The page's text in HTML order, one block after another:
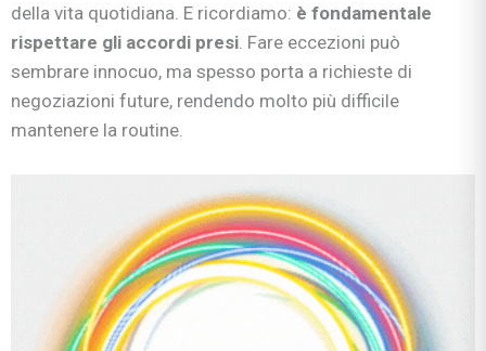
della vita quotidiana. E ricordiamo: è fondamentale
rispettare gli accordi presi . Fare eccezioni può
sembrare innocuo, ma spesso porta a richieste di
negoziazioni future, rendendo molto più difficile
mantenere la routine.